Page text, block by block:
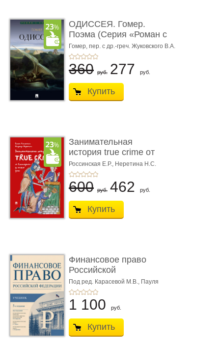
ОДИССЕЯ. Гомер.
Поэма (Серия «Роман с
книгой»)
Гомер, пер. с др.-греч. Жуковского В.А.
360 руб. 277 руб.
Купить
Занимательная
история true crime от
Гиппократа до � ...
Россинская Е.Р., Неретина Н.С.
600 руб. 462 руб.
Купить
Финансовое право
Российской
Федерации. 5-е изд�
...
Под ред. Карасевой М.В., Пауля
А.Г., Красюкова А.В.
1 100 руб.
Купить